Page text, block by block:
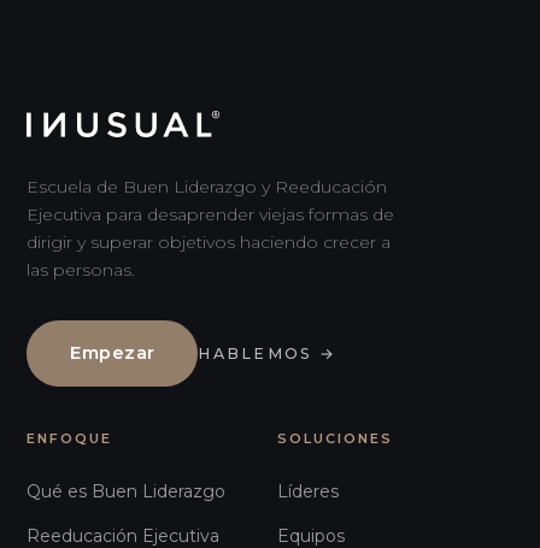
Escuela de Buen Liderazgo y Reeducación
Ejecutiva para desaprender viejas formas de
dirigir y superar objetivos haciendo crecer a
las personas.
Empezar HABLEMOS →
ENFOQUE
Qué es Buen Liderazgo
Reeducación Ejecutiva
SOLUCIONES
Líderes
Equipos